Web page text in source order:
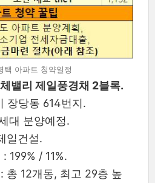
택 아파트 청약일정
밸리 제일풍경채 2블록.
장당동 614번지.
대 분양예정.
일건설.
199% / 11%.
총 12개동, 최고 29층 높